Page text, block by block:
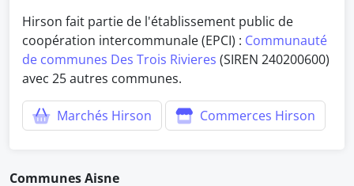
Hirson fait partie de l'établissement public de
coopération intercommunale (EPCI) : Communauté
de communes Des Trois Rivieres (SIREN 240200600)
avec 25 autres communes.
Marchés Hirson Commerces Hirson
Communes Aisne